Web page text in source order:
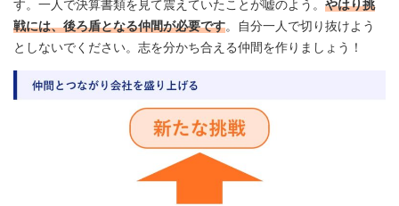
す。一人で決算書類を見て震えていたことが嘘のよう。 やはり挑
戦には、後ろ盾となる仲間が必要です。自分一人で切り抜けよう
としないでください。志を分かち合える仲間を作りましょう！